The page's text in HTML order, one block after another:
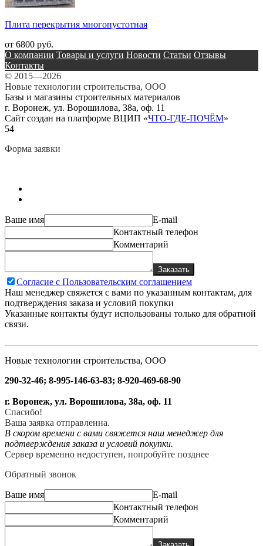
Плита перекрытия многопустотная
от 6800 руб.
О компании Товары и услуги Новости Статьи Отзывы
Контакты
© 2015—2026
Новые технологии строительства, ООО
Базы и магазины строительных материалов
г. Воронеж, ул. Ворошилова, 38а, оф. 11
Сайт создан на платформе ВЦИП «ЧТО-ГДЕ-ПОЧЁМ»
54
Форма заявки
Ваше имя
E-mail
Контактный телефон
Комментарий
Заказать
Согласие с Пользовательским соглашением
Наш менеджер свяжется с вами по указанным контактам, для
подтверждения заказа и условий покупки
Указанные контакты будут использованы только для обратной
связи.
Новые технологии строительства, ООО
290-32-46; 8-995-146-63-83; 8-920-469-68-90
г. Воронеж, ул. Ворошилова, 38а, оф. 11
Спасибо!
Ваша заявка отправленна.
В скором времени с вами свяжется наш менеджер для
подтверждения заказа и условий покупки.
Сервер временно недоступен, попробуйте позднее
Обратный звонок
Ваше имя
E-mail
Контактный телефон
Комментарий